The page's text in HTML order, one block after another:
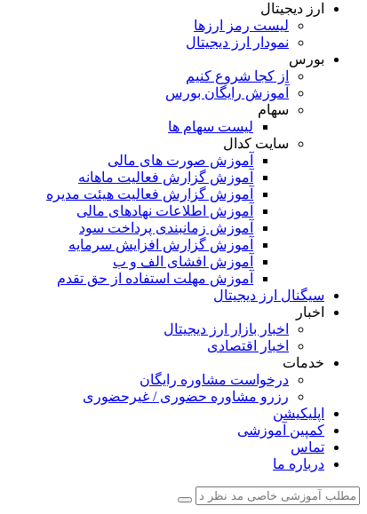
ارز دیجیتال
لیست رمز ارزها
نمودار ارز دیجیتال
بورس
از کجا شروع کنیم
آموزش رایگان بورس
سهام
لیست سهام ها
سایت کدال
آموزش صورت های مالی
آموزش گزارش فعالیت ماهانه
آموزش گزارش فعالیت هیئت مدیره
آموزش اطلاعات نهادهای مالی
آموزش زمانبندی پرداخت سود
آموزش گزارش افزایش سرمایه
آموزش افشای الف و ب
آموزش مهلت استفاده از حق تقدم
سیگنال ارز دیجیتال
اخبار
اخبار بازار ارز دیجیتال
اخبار اقتصادی
خدمات
درخواست مشاوره رایگان
رزرو مشاوره حضوری / غیرحضوری
اپلیکیشن
کمپین آموزشی
تماس
درباره ما